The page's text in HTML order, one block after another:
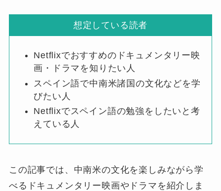
想定している読者
Netflixでおすすめのドキュメンタリー映
画・ドラマを知りたい人
スペイン語で中南米諸国の文化などを学
びたい人
Netflixでスペイン語の勉強をしたいと考
えている人
この記事では、中南米の文化を楽しみながら学
べるドキュメンタリー映画やドラマを紹介しま